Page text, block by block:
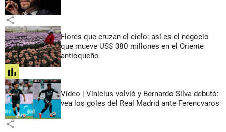
share
Flores que cruzan el cielo: así es el negocio
que mueve US$ 380 millones en el Oriente
antioqueño
share
Video | Vinícius volvió y Bernardo Silva debutó:
vea los goles del Real Madrid ante Ferencvaros
share